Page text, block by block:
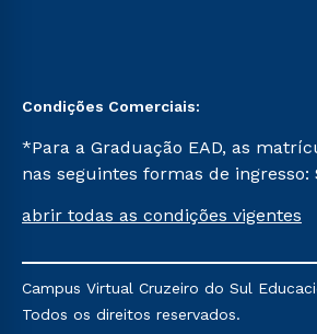
Condições Comerciais:
*Para a Graduação EAD, as
nas seguintes formas de ingresso:
Já para as demais, a taxa de
mencionadas são referentes aos
Religioso, Geografia para a
abrir todas as condições vigentes
Campus Virtual Cruzeiro do Sul
Todos os direitos reservados.